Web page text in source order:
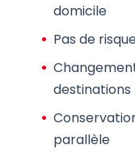
domicile
Pas de
destinations
parallèle